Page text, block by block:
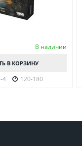
В наличии
В КОРЗИНУ
4 120-180